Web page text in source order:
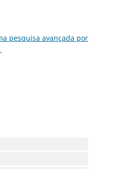
pesquisa avançada por